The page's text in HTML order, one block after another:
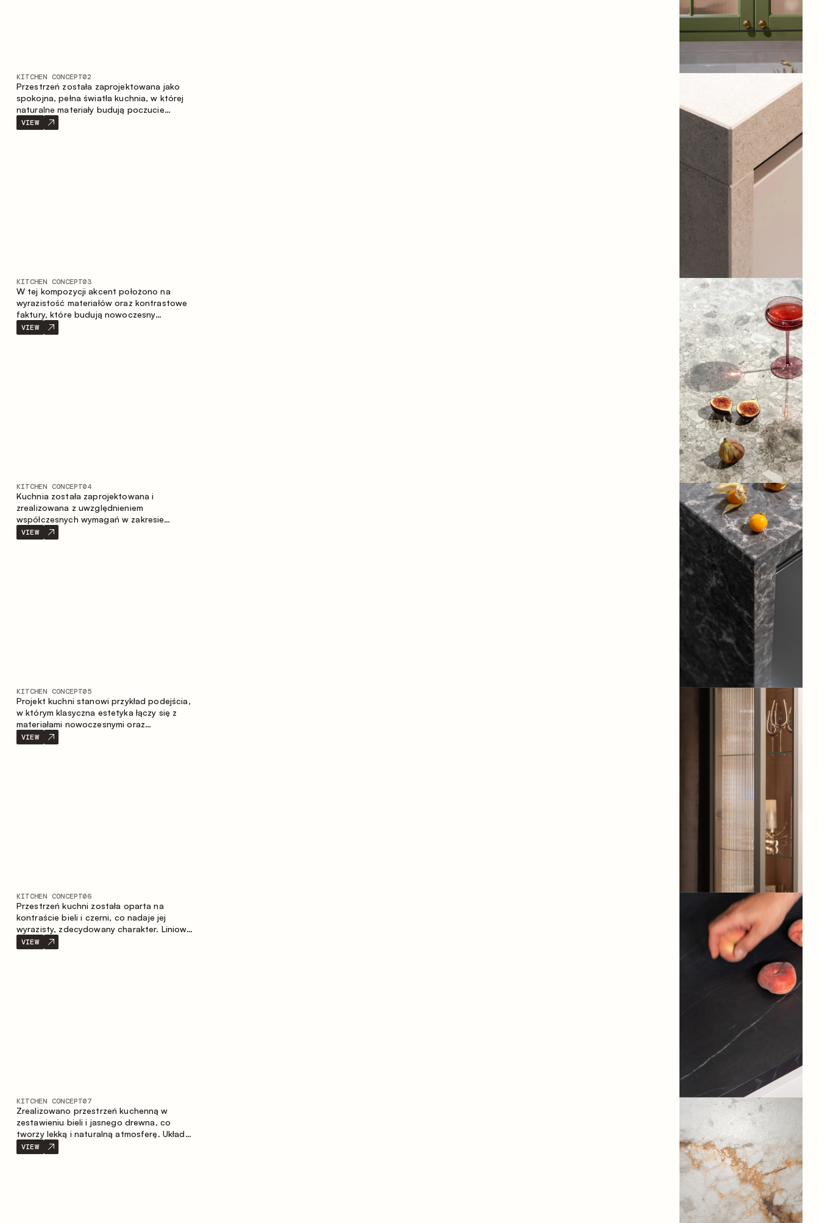
KITCHEN CONCEPT02
Przestrzeń została zaprojektowana jako
spokojna, pełna światła kuchnia, w której
naturalne materiały budują poczucie
ciepła, równowagi oraz wizualnej lekkości.
Ponadczasowe zestawienie kolorów i
VIEW
KITCHEN CONCEPT03
W tej kompozycji akcent położono na
wyrazistość materiałów oraz kontrastowe
faktury, które budują nowoczesny
charakter przestrzeni kuchennej. Ciemne,
opalane drewno, metal oraz spiek tworzą
VIEW
KITCHEN CONCEPT04
Kuchnia została zaprojektowana i
zrealizowana z uwzględnieniem
współczesnych wymagań w zakresie
funkcjonalności oraz estetyki. Połączenie
różnorodnych faktur tworzy spójną,
VIEW
KITCHEN CONCEPT05
Projekt kuchni stanowi przykład podejścia,
w którym klasyczna estetyka łączy się z
materiałami nowoczesnymi oraz
przemyślaną ergonomią. Jasna paleta
kolorystyczna, wyraźna geometria i
VIEW
KITCHEN CONCEPT06
Przestrzeń kuchni została oparta na
kontraście bieli i czerni, co nadaje jej
wyrazisty, zdecydowany charakter. Liniowy
układ podkreśla minimalistyczny i
uporządkowany charakter wnętrza.
VIEW
KITCHEN CONCEPT07
Zrealizowano przestrzeń kuchenną w
zestawieniu bieli i jasnego drewna, co
tworzy lekką i naturalną atmosferę. Układ
w kształcie litery U zapewnia ergonomię
oraz wygodę codziennego użytkowania, a
VIEW